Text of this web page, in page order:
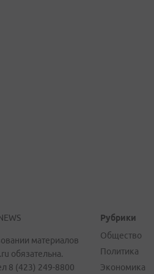
материалов
обязательна.
8 (423) 249-8800
Рубрики
Общество
Политика
Экономика